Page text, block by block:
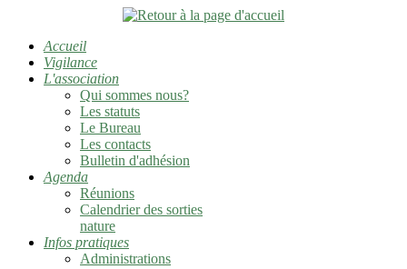
Accueil
Vigilance
L'association
Qui sommes nous?
Les statuts
Le Bureau
Les contacts
Bulletin d'adhésion
Agenda
Réunions
Calendrier des sorties
nature
Infos pratiques
Administrations